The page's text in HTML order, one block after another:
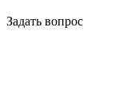
Задать вопрос